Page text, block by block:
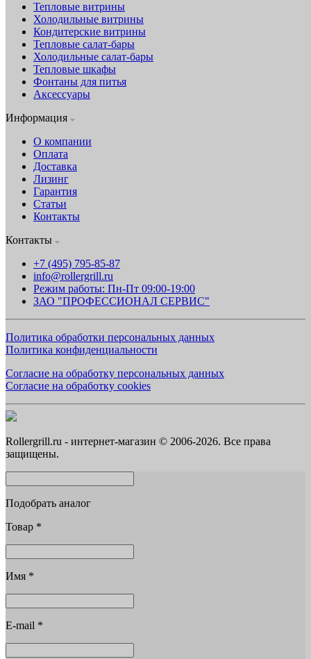
Тепловые витрины
Холодильные витрины
Кондитерские витрины
Тепловые салат-бары
Холодильные салат-бары
Тепловые шкафы
Фонтаны для питья
Аксессуары
Информация
О компании
Оплата
Доставка
Лизинг
Гарантия
Статьи
Контакты
Контакты
+7 (495) 795-85-87
info@rollergrill.ru
Режим работы: Пн-Пт 09:00-19:00
ЗАО "ПРОФЕССИОНАЛ СЕРВИС"
Политика обработки персональных данных
Политика конфиденциальности
Согласие на обработку персональных данных
Согласие на обработку cookies
Rollergrill.ru - интернет-магазин © 2006-2026. Все права
защищены.
Подобрать аналог
Товар *
Имя *
E-mail *